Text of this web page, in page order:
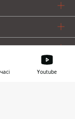
Youtube